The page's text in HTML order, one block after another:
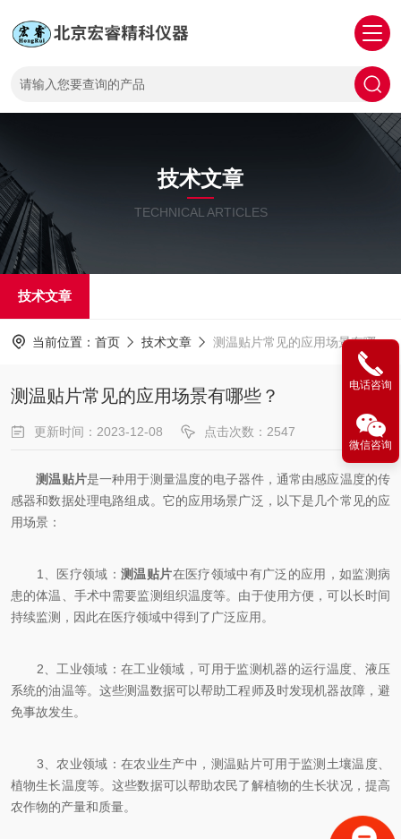
技术文章
TECHNICAL ARTICLES
技术文章
当前位置： 首页 技术文章 测温贴片常见的应用场景有哪些？
测温贴片常见的应用场景有哪些？
更新时间：2023-12-08 点击次数：2547
测温贴片是一种用于测量温度的电子器件，通常由感应温度的传
感器和数据处理电路组成。它的应用场景广泛，以下是几个常见的应
用场景：
1、医疗领域：测温贴片在医疗领域中有广泛的应用，如监测病
患的体温、手术中需要监测组织温度等。由于使用方便，可以长时间
持续监测，因此在医疗领域中得到了广泛应用。
2、工业领域：在工业领域，可用于监测机器的运行温度、液压
系统的油温等。这些测温数据可以帮助工程师及时发现机器故障，避
免事故发生。
3、农业领域：在农业生产中，测温贴片可用于监测土壤温度、
植物生长温度等。这些数据可以帮助农民了解植物的生长状况，提高
农作物的产量和质量。
电话咨询
微信咨询